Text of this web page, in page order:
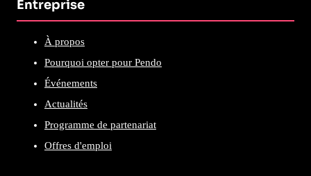
Entreprise
À propos
Pourquoi opter pour Pendo
Événements
Actualités
Programme de partenariat
Offres d'emploi